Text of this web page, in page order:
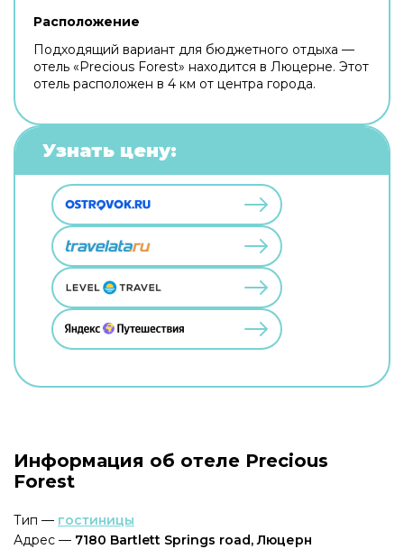
Расположение
Подходящий вариант для бюджетного отдыха —
отель «Precious Forest» находится в Люцерне. Этот
отель расположен в 4 км от центра города.
Узнать цену:
Информация об отеле Precious
Forest
Тип — гостиницы
Адрес — 7180 Bartlett Springs road, Люцерн